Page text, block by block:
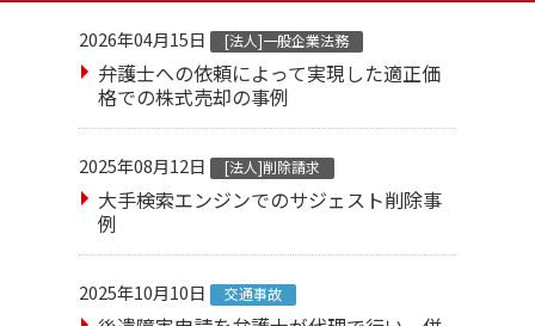
2026年04月15日 [法人]一般企業法務
弁護士への依頼によって実現した適正価
格での株式売却の事例
2025年08月12日 [法人]削除請求
大手検索エンジンでのサジェスト削除事
例
2025年10月10日 交通事故